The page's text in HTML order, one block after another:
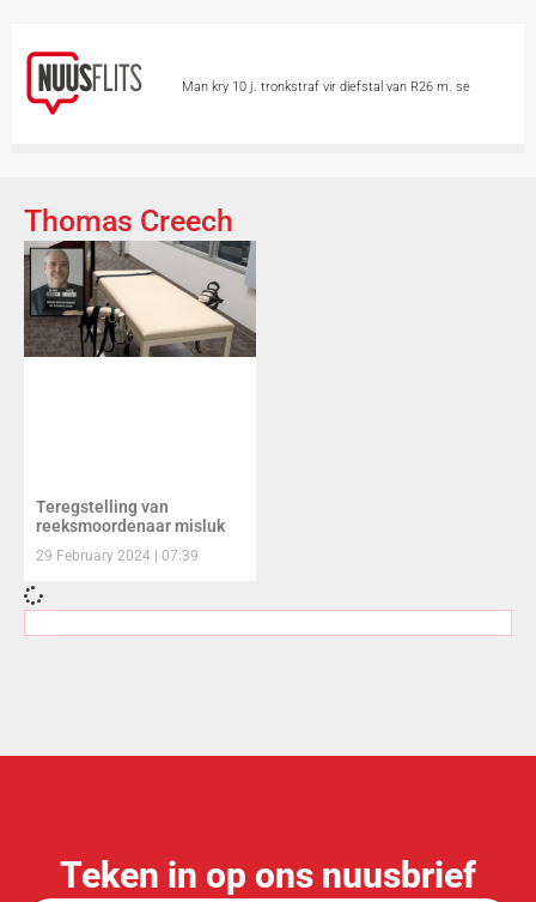
Man kry 10 j. tronkstraf vir diefstal van R26 m. se
minstens 6 lewens
Katdag
wiele?
Thomas Creech
Teregstelling van
reeksmoordenaar misluk
29 February 2024 07:39
Teken in op ons nuusbrief